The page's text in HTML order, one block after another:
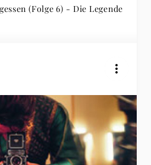
(Folge 6) - Die Legende